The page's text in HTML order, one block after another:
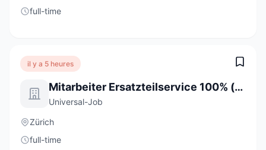
full-time
il y a 5 heures
Mitarbeiter Ersatzteilservice 100% (m/w/d)
Universal-Job
Zürich
full-time